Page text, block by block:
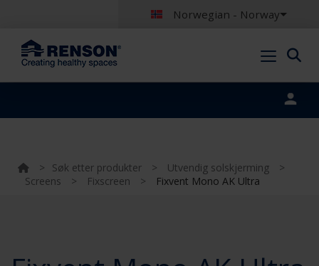
Norwegian - Norway
> Søk etter produkter > Utvendig solskjerming
>
Screens
> Fixscreen > Fixvent Mono AK Ultra